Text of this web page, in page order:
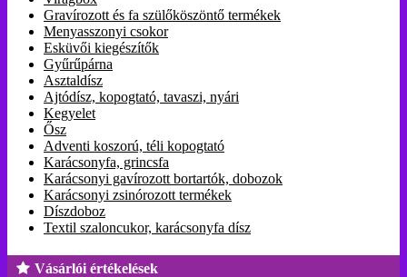
Gravírozott és fa szülőköszöntő termékek
Menyasszonyi csokor
Esküvői kiegészítők
Gyűrűpárna
Asztaldísz
Ajtódísz, kopogtató, tavaszi, nyári
Kegyelet
Ősz
Adventi koszorú, téli kopogtató
Karácsonyfa, grincsfa
Karácsonyi gavírozott bortartók, dobozok
Karácsonyi zsinórozott termékek
Díszdoboz
Textil szaloncukor, karácsonyfa dísz
Vásárlói értékelések